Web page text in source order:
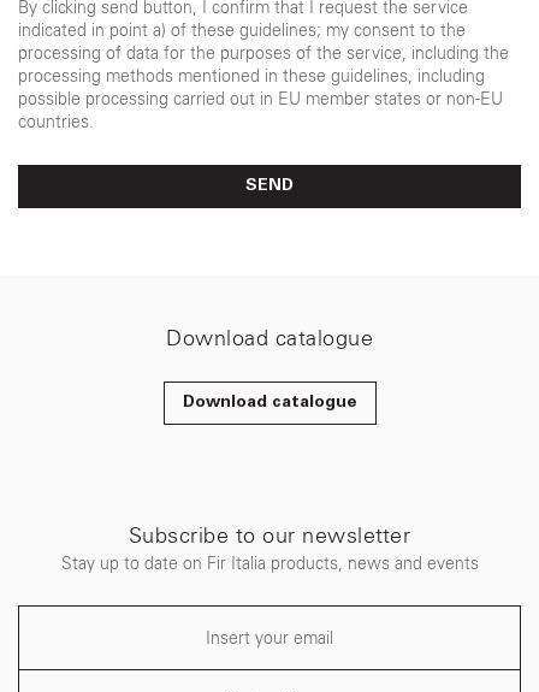
By clicking send button, I confirm that I request the service
indicated in point a) of these guidelines; my consent to the
processing of data for the purposes of the service, including the
processing methods mentioned in these guidelines, including
possible processing carried out in EU member states or non-EU
countries.
SEND
Download catalogue
Download catalogue
Subscribe to our newsletter
Stay up to date on Fir Italia products, news and events